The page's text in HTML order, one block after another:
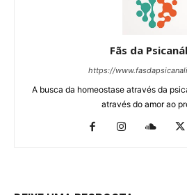
Fãs da
https://
A busca da homeostase através da
através do amor ao